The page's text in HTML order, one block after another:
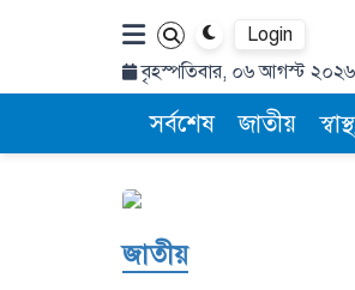
Login
বৃহস্পতিবার, ০৬ আগস্ট ২০২৬
সর্বশেষ জাতীয়
জাতীয়